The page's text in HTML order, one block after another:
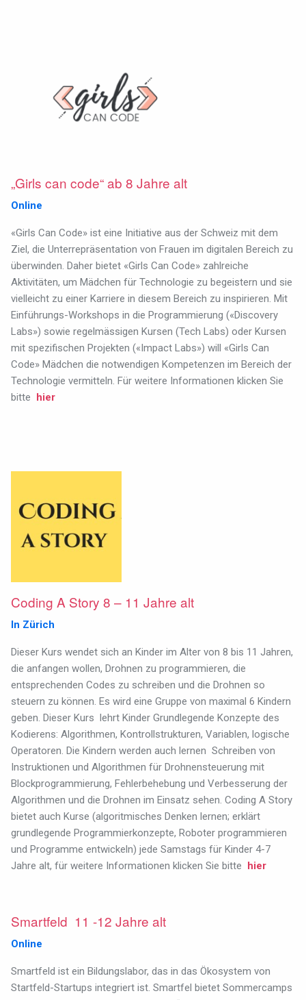
„Girls can code“ ab 8 Jahre alt
Online
«Girls Can Code» ist eine Initiative aus der Schweiz mit dem
Ziel, die Unterrepräsentation von Frauen im digitalen Bereich zu
überwinden. Daher bietet «Girls Can Code» zahlreiche
Aktivitäten, um Mädchen für Technologie zu begeistern und sie
vielleicht zu einer Karriere in diesem Bereich zu inspirieren. Mit
Einführungs-Workshops in die Programmierung («Discovery
Labs») sowie regelmässigen Kursen (Tech Labs) oder Kursen
mit spezifischen Projekten («Impact Labs») will «Girls Can
Code» Mädchen die notwendigen Kompetenzen im Bereich der
Technologie vermitteln. Für weitere Informationen klicken Sie
bitte hier
Coding A Story 8 – 11 Jahre alt
In Zürich
Dieser Kurs wendet sich an Kinder im Alter von 8 bis 11 Jahren,
die anfangen wollen, Drohnen zu programmieren, die
entsprechenden Codes zu schreiben und die Drohnen so
steuern zu können. Es wird eine Gruppe von maximal 6 Kindern
geben. Dieser Kurs lehrt Kinder Grundlegende Konzepte des
Kodierens: Algorithmen, Kontrollstrukturen, Variablen, logische
Operatoren. Die Kindern werden auch lernen Schreiben von
Instruktionen und Algorithmen für Drohnensteuerung mit
Blockprogrammierung, Fehlerbehebung und Verbesserung der
Algorithmen und die Drohnen im Einsatz sehen. Coding A Story
bietet auch Kurse (algoritmisches Denken lernen; erklärt
grundlegende Programmierkonzepte, Roboter programmieren
und Programme entwickeln) jede Samstags für Kinder 4-7
Jahre alt, für weitere Informationen klicken Sie bitte hier
Smartfeld 11 -12 Jahre alt
Online
Smartfeld ist ein Bildungslabor, das in das Ökosystem von
Startfeld-Startups integriert ist. Smartfel bietet Sommercamps